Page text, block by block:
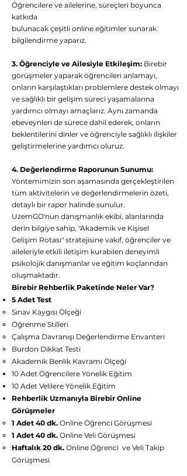
Öğrencilere ve ailelerine, süreçleri boyunca
katkıda
bulunacak çeşitli online eğitimler sunarak
bilgilendirme yaparız.
3. Öğrenciyle ve Ailesiyle Etkileşim: Birebir
görüşmeler yaparak öğrencileri anlamayı,
onların karşılaştıkları problemlere destek olmayı
ve sağlıklı bir gelişim süreci yaşamalarına
yardımcı olmayı amaçlarız. Aynı zamanda
ebeveynleri de sürece dahil ederek, onların
beklentilerini dinler ve öğrenciyle sağlıklı ilişkiler
geliştirmelerine yardımcı oluruz.
4. Değerlendirme Raporunun Sunumu:
Yöntemimizin son aşamasında gerçekleştirilen
tüm aktivitelerin ve değerlendirmelerin özeti,
detaylı bir rapor halinde sunulur.
UzemGO'nun danışmanlık ekibi, alanlarında
derin bilgiye sahip, "Akademik ve Kişisel
Gelişim Rotası" stratejisine vakıf, öğrenciler ve
aileleriyle etkili iletişim kurabilen deneyimli
psikolojik danışmanlar ve eğitim koçlarından
oluşmaktadır.
Birebir Rehberlik Paketinde Neler Var?
5 Adet Test
Sınav Kaygısı Ölçeği
Öğrenme Stilleri
Çalışma Davranışı Değerlendirme Envanteri
Burdon Dikkat Testi
Akademik Benlik Kavramı Ölçeği
10 Adet Öğrencilere Yönelik Eğitim
10 Adet Velilere Yönelik Eğitim
Rehberlik Uzmanıyla Birebir Online
Görüşmeler
1 Adet 40 dk. Online Öğrenci Görüşmesi
1 Adet 40 dk. Online Veli Görüşmesi
Haftalık 20 dk. Online Öğrenci ve Veli Takip
Görüşmesi